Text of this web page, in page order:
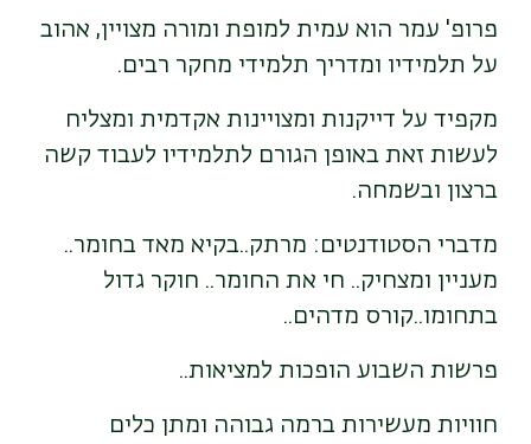
פרופ' עמר הוא עמית למופת ומורה מצויין, אהוב
על תלמידיו ומדריך תלמידי מחקר רבים.
מקפיד על דייקנות ומצויינות אקדמית ומצליח
לעשות זאת באופן הגורם לתלמידיו לעבוד קשה
ברצון ובשמחה.
מדברי הסטודנטים: מרתק..בקיא מאד בחומר..
מעניין ומצחיק.. חי את החומר.. חוקר גדול
בתחומו..קורס מדהים..
פרשות השבוע הופכות למציאות..
חוויות מעשירות ברמה גבוהה ומתן כלים